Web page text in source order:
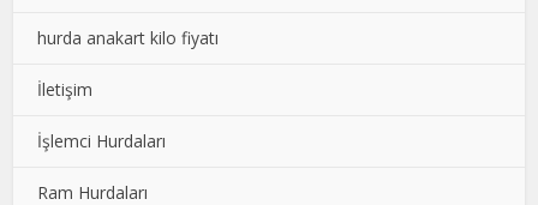
hurda anakart kilo fiyatı
İletişim
İşlemci Hurdaları
Ram Hurdaları